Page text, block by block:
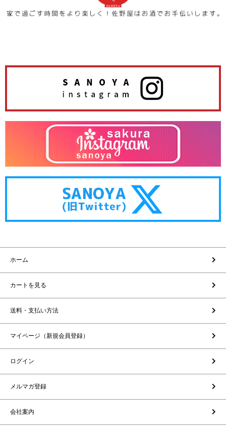
ホーム
カートを見る
送料・支払い方法
マイページ（新規会員登録）
ログイン
メルマガ登録
会社案内